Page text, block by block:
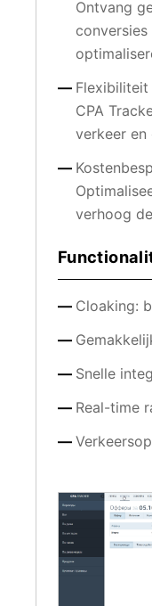
Ontvang
Flexibiliteit
CPA
verkeer en
verhoog
Cloaking:
Snelle
Real-time